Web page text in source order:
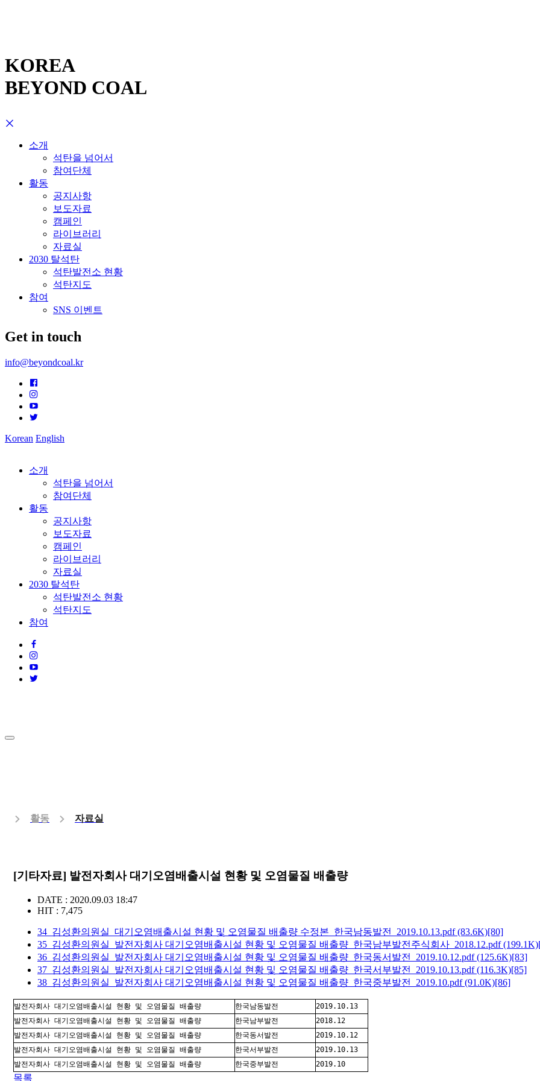
KOREA
BEYOND COAL
소개
석탄을 넘어서
참여단체
활동
공지사항
보도자료
캠페인
라이브러리
자료실
2030 탈석탄
석탄발전소 현황
석탄지도
참여
SNS 이벤트
Get in touch
info@beyondcoal.kr
Korean English
소개
석탄을 넘어서
참여단체
활동
공지사항
보도자료
캠페인
라이브러리
자료실
2030 탈석탄
석탄발전소 현황
석탄지도
참여
활동 자료실
[기타자료] 발전자회사 대기오염배출시설 현황 및 오염물질 배출량
DATE : 2020.09.03 18:47
HIT : 7,475
34_김성환의원실_대기오염배출시설 현황 및 오염물질 배출량 수정본_한국남동발전_2019.10.13.pdf(83.6K)[80]
35_김성환의원실_발전자회사 대기오염배출시설 현황 및 오염물질 배출량_한국남부발전주식회사_2018.12.pdf(199.1K)
36_김성환의원실_발전자회사 대기오염배출시설 현황 및 오염물질 배출량_한국동서발전_2019.10.12.pdf(125.6K)[83]
37_김성환의원실_발전자회사 대기오염배출시설 현황 및 오염물질 배출량_한국서부발전_2019.10.13.pdf(116.3K)[85]
38_김성환의원실_발전자회사 대기오염배출시설 현황 및 오염물질 배출량_한국중부발전_2019.10.pdf(91.0K)[86]
발전자회사 대기오염배출시설 현황 및 오염물질 배출량 한국남동발전
2019.10.13
발전자회사 대기오염배출시설 현황 및 오염물질 배출량
한국남부발전
2018.12
발전자회사 대기오염배출시설 현황 및 오염물질 배출량
한국동서발전
2019.10.12
발전자회사 대기오염배출시설 현황 및 오염물질 배출량
한국서부발전
2019.10.13
발전자회사 대기오염배출시설 현황 및 오염물질 배출량
한국중부발전 2019.10
목록